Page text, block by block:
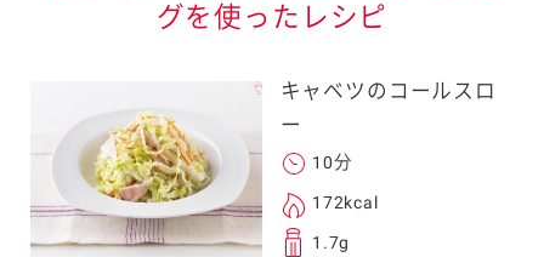
グを使ったレシピ
キャベツのコールスロ
ー
10分
172kcal
1.7g